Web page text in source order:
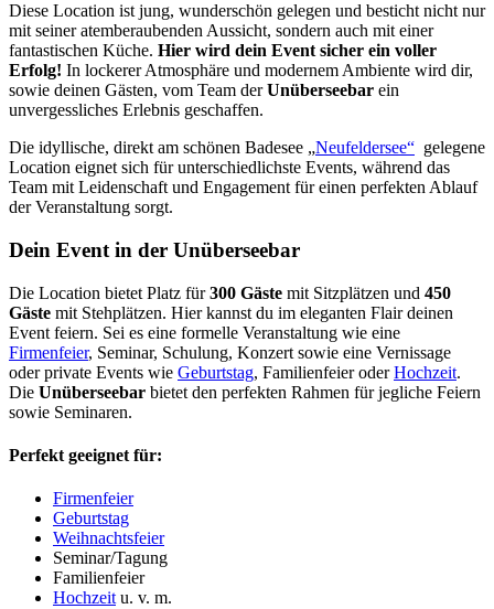
Diese Location ist jung, wunderschön gelegen und besticht nicht nur
mit seiner atemberaubenden Aussicht, sondern auch mit einer
fantastischen Küche. Hier wird dein Event sicher ein voller
Erfolg! In lockerer Atmosphäre und modernem Ambiente wird dir,
sowie deinen Gästen, vom Team derUnüberseebar ein
unvergessliches Erlebnis geschaffen.
Die idyllische, direkt am schönen Badesee „Neufeldersee“ gelegene
Location eignet sich für unterschiedlichste Events, während das
Team mit Leidenschaft und Engagement für einen perfekten Ablauf
der Veranstaltung sorgt.
Dein Event in der Unüberseebar
Die Location bietet Platz für300 Gäste mit Sitzplätzen und 450
Gäste mit Stehplätzen. Hier kannst du im eleganten Flair deinen
Event feiern. Sei es eine formelle Veranstaltung wie eine
Firmenfeier, Seminar, Schulung, Konzert sowie eine Vernissage
oder private Events wie Geburtstag, Familienfeier oderHochzeit.
Die Unüberseebar bietet den perfekten Rahmen für jegliche Feiern
sowie Seminaren.
Perfekt geeignet für:
Firmenfeier
Geburtstag
Weihnachtsfeier
Seminar/Tagung
Familienfeier
Hochzeit u. v. m.